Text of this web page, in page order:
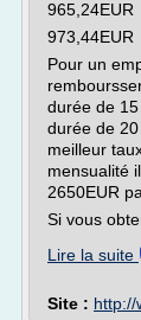
965,24EUR
973,44EUR
Pour un
durée de
durée de
meilleur
mensualité
2650EUR
Si vous
Lire la suite
Site : http://